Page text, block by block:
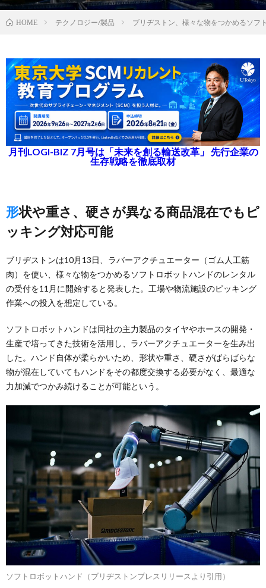
HOME テクノロジー/製品 ブリヂストン、様々な物をつかめるソフ
月刊LOGI-BIZ 7月号は「未来を創る輸送改革」 先行企業の
生存戦略を徹底取材
形状や重さ、硬さが異なる商品混在でもピ
ッキング対応可能
ブリヂストンは10月13日、ラバーアクチュエーター（ゴム人工筋
肉）を使い、様々な物をつかめるソフトロボットハンドのレンタル
の受付を11月に開始すると発表した。工場や物流施設のピッキング
作業への投入を想定している。
ソフトロボットハンドは同社の主力製品のタイヤやホースの開発・
生産で培ってきた技術を活用し、ラバーアクチュエーターを生み出
した。ハンド自体が柔らかいため、形状や重さ、硬さがばらばらな
物が混在していてもハンドをその都度交換する必要がなく、最適な
力加減でつかみ続けることが可能という。
ソフトロボットハンド（ブリヂストンプレスリリースより引用）